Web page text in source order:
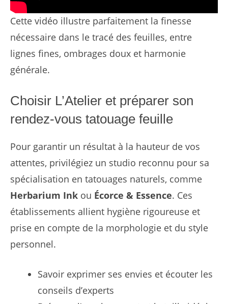
Cette vidéo illustre parfaitement la finesse
nécessaire dans le tracé des feuilles, entre
lignes fines, ombrages doux et harmonie
générale.
Choisir L’Atelier et préparer son
rendez-vous tatouage feuille
Pour garantir un résultat à la hauteur de vos
attentes, privilégiez un studio reconnu pour sa
spécialisation en tatouages naturels, comme
Herbarium Ink ou Écorce & Essence. Ces
établissements allient hygiène rigoureuse et
prise en compte de la morphologie et du style
personnel.
Savoir exprimer ses envies et écouter les
conseils d’experts